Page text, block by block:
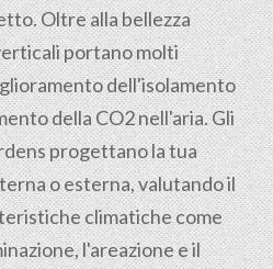
Oltre alla bellezza
portano molti
dell'isolamento
della CO2 nell'aria. Gli
progettano la tua
o esterna, valutando il
climatiche come
l'areazione e il